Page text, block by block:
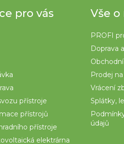
pro vás
přístroje
přístrojů
přístroje
elektrárna
Vše
PROFI
Doprava
Prodej
Vrácení
Splátky,
údajů